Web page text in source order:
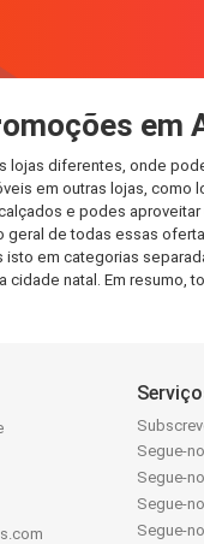
em
lojas diferentes, onde
em outras lojas, como
e podes
geral de todas essas
em categorias
cidade natal. Em
Segue-
Segue-
Segue-
Segue-